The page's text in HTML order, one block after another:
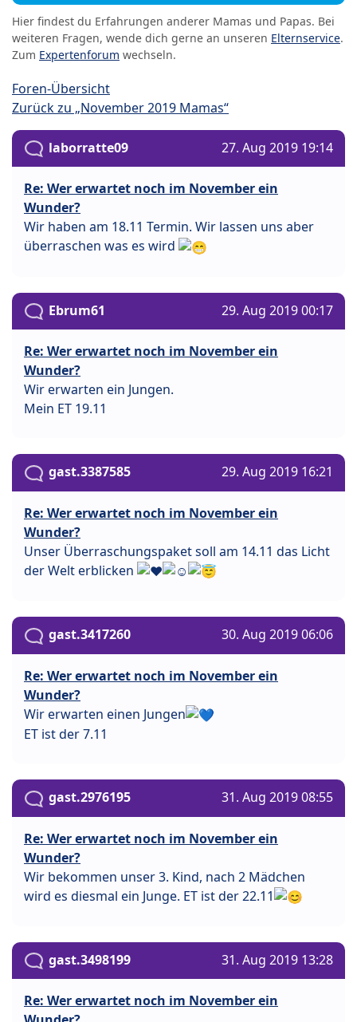
Hier findest du Erfahrungen anderer Mamas und Papas. Bei
weiteren Fragen, wende dich gerne an unseren Elternservice.
Zum Expertenforum wechseln.
Foren-Übersicht
Zurück zu „November 2019 Mamas“
laborratte09 27. Aug 2019 19:14
Re: Wer erwartet noch im November ein
Wunder?
Wir haben am 18.11 Termin. Wir lassen uns aber
überraschen was es wird
Ebrum61 29. Aug 2019 00:17
Re: Wer erwartet noch im November ein
Wunder?
Wir erwarten ein Jungen.
Mein ET 19.11
gast.3387585 29. Aug 2019 16:21
Re: Wer erwartet noch im November ein
Wunder?
Unser Überraschungspaket soll am 14.11 das Licht
der Welt erblicken
gast.3417260 30. Aug 2019 06:06
Re: Wer erwartet noch im November ein
Wunder?
Wir erwarten einen Jungen
ET ist der 7.11
gast.2976195 31. Aug 2019 08:55
Re: Wer erwartet noch im November ein
Wunder?
Wir bekommen unser 3. Kind, nach 2 Mädchen
wird es diesmal ein Junge. ET ist der 22.11
gast.3498199 31. Aug 2019 13:28
Re: Wer erwartet noch im November ein